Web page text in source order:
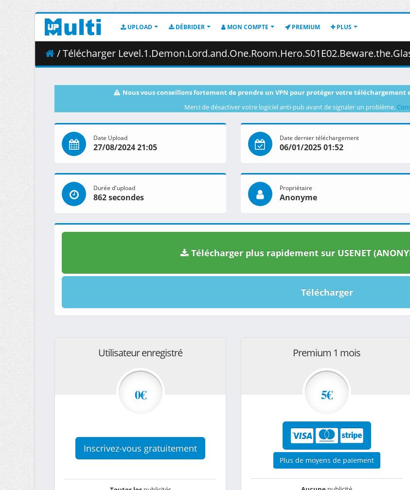
UPLOAD DÉBRIDER MON COMPTE PREMIUM PLUS
/ Télécharger Level.1.Demon.Lord.and.One.Room.Hero.S01E02.Beware.the.Glasses.Girl.Broadcast.Subtitled.1080p.AMZN.WEB-DL.DDP2.0.H.264.DUAL-
Nous vous conseillons fortement de prendre un VPN pour protéger votre téléchargement
Merci de désactiver votre logiciel anti-pub avant de signaler un problème.
Date Upload
27/08/2024 21:05
Date dernier téléchargement
06/01/2025 01:52
Durée d'upload
862 secondes
Propriétaire
Anonyme
Télécharger plus rapidement sur USENET
Télécharger
Utilisateur enregistré
0€
Inscrivez-vous gratuitement
Premium 1 mois
5€
Plus de moyens de paiement